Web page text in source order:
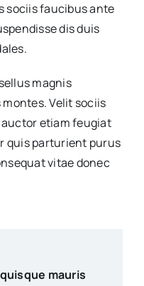
sociis faucibus ante
dis duis
magnis
Velit sociis
etiam feugiat
quis parturient purus
vitae donec
mauris